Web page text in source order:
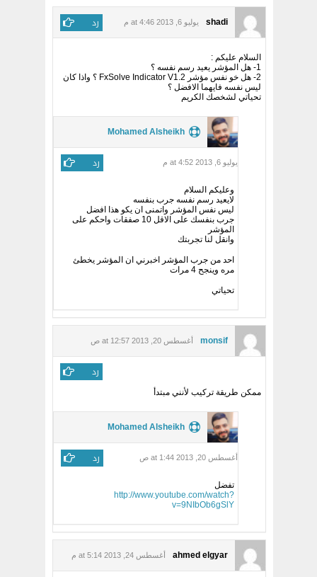
shadi يوليو 6, 2013 at 4:46 م رد
السلام عليكم :
1- هل المؤشر يعيد رسم نفسه ؟
2- هل خو نفس مؤشر FxSolve Indicator V1.2 ؟ واذا كان
ليس نفسه فايهما الافضل ؟
تحياتي لشخصك الكريم
Mohamed Alsheikh
يوليو 6, 2013 at 4:52 م رد
وعليكم السلام
لايعيد رسم نفسه جرب بنفسه
ليس نفس المؤشر واتمنى ان يكو هذا افضل
جرب بنفسك على الاقل 10 صفقات واحكم على
المؤشر
وانقل لنا تجربتك
احد من جرب المؤشر اخبرني ان المؤشر يخطئ
مره وينجح 4 مرات
تحياتي
monsif أغسطس 20, 2013 at 12:57 ص
رد
ممكن طريقة تركيب لأنني مبتدأ
Mohamed Alsheikh
أغسطس 20, 2013 at 1:44 ص رد
تفضل
http://www.youtube.com/watch?
v=9NIbOb6gSlY
ahmed elgyar أغسطس 24, 2013 at 5:14 م